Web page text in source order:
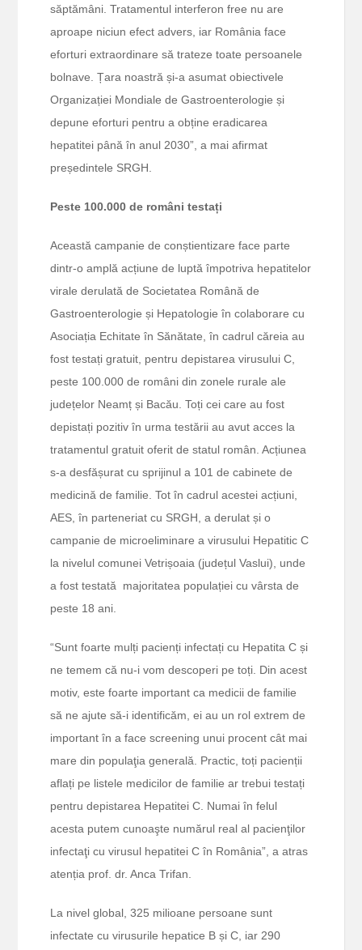
săptămâni. Tratamentul interferon free nu are
aproape niciun efect advers, iar România face
eforturi extraordinare să trateze toate persoanele
bolnave. Țara noastră și-a asumat obiectivele
Organizației Mondiale de Gastroenterologie și
depune eforturi pentru a obține eradicarea
hepatitei până în anul 2030”, a mai afirmat
președintele SRGH.
Peste 100.000 de români testați
Această campanie de conștientizare face parte
dintr-o amplă acțiune de luptă împotriva hepatitelor
virale derulată de Societatea Română de
Gastroenterologie și Hepatologie în colaborare cu
Asociația Echitate în Sănătate, în cadrul căreia au
fost testați gratuit, pentru depistarea virusului C,
peste 100.000 de români din zonele rurale ale
județelor Neamț și Bacău. Toți cei care au fost
depistați pozitiv în urma testării au avut acces la
tratamentul gratuit oferit de statul român. Acțiunea
s-a desfășurat cu sprijinul a 101 de cabinete de
medicină de familie. Tot în cadrul acestei acțiuni,
AES, în parteneriat cu SRGH, a derulat și o
campanie de microeliminare a virusului Hepatitic C
la nivelul comunei Vetrișoaia (județul Vaslui), unde
a fost testată majoritatea populației cu vârsta de
peste 18 ani.
“Sunt foarte mulți pacienți infectați cu Hepatita C și
ne temem că nu-i vom descoperi pe toți. Din acest
motiv, este foarte important ca medicii de familie
să ne ajute să-i identificăm, ei au un rol extrem de
important în a face screening unui procent cât mai
mare din populaţia generală. Practic, toți pacienții
aflați pe listele medicilor de familie ar trebui testați
pentru depistarea Hepatitei C. Numai în felul
acesta putem cunoaşte numărul real al pacienţilor
infectaţi cu virusul hepatitei C în România”, a atras
atenția prof. dr. Anca Trifan.
La nivel global, 325 milioane persoane sunt
infectate cu virusurile hepatice B și C, iar 290